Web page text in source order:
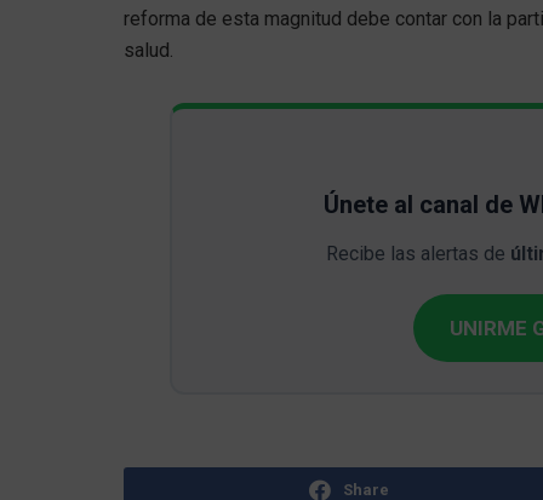
reforma de esta magnitud debe contar con la
salud.
Únete al canal de
Recibe las alertas de
UNIRME
Share